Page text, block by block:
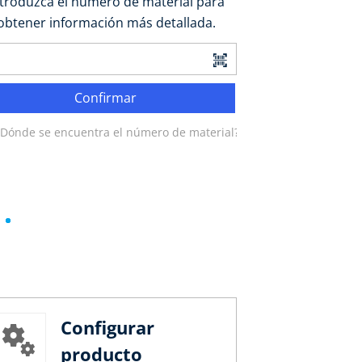
información más detallada.
Confirmar
se encuentra el número de material?
Configurar
producto